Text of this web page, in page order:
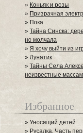
» Коньяк и розы
» Призрачная
» Пока
»Тайна Синска:
но молчала
»Я хочу выйти из
»Лунатик
»Тайны Села
неизвестные
Избранное
»Уносящий детей
» Русалка. Часть